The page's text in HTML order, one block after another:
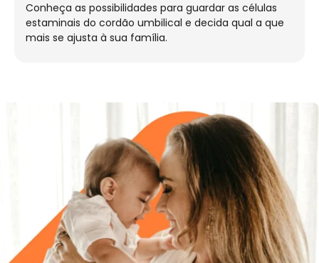
Conheça as possibilidades para guardar as células
estaminais do cordão umbilical e decida qual a que
mais se ajusta à sua família.